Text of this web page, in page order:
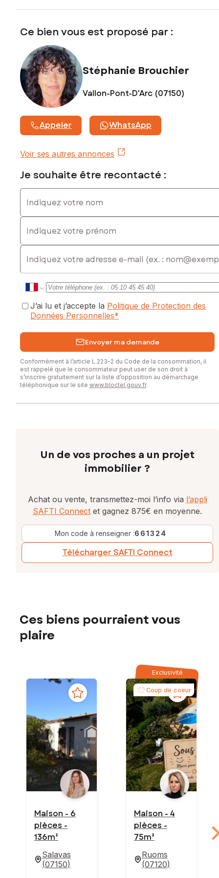
Prix de vente : 285 000 €
Honoraires charge vendeur
Contactez votre conseiller SAFTI : Stéphanie BROUCHIER,
Tél. : 06 88 14 14 66, E-mail : stephanie.brouchier@safti.fr -
EI - Agent commercial immatriculé au RSAC de AUBENAS
sous le numéro 528 202 419
Ce bien vous est proposé par :
Stéphanie Brouchier
Vallon-Pont-D'Arc (07150)
Appeler WhatsApp
Voir ses autres annonces
Je souhaite être recontacté :
Indiquez votre nom
Indiquez votre prénom
E-mail
J’ai lu et j’accepte la Politique de Protection des
Données Personnelles*
Envoyer ma demande
Conformément à l’article L.223-2 du Code de la consommation, il
est rappelé que le consommateur peut user de son droit à
s’inscrire gratuitement sur la liste d’opposition au démarchage
téléphonique sur le site www.bloctel.gouv.fr.
Un de vos proches a un projet
immobilier ?
Achat ou vente, transmettez-moi l’info via l’appli
SAFTI Connect et gagnez 875€ en moyenne.
Mon code à renseigner :661324
Télécharger SAFTI Connect
Ces biens pourraient vous
plaire
Maison - 6
pièces -
136m²
Salavas
(07150)
Exclusivité
Coup de coeur
Maison - 4
pièces -
75m²
Ruoms
(07120)